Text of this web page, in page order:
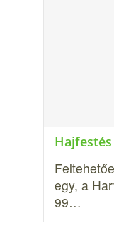
egy, a
99…